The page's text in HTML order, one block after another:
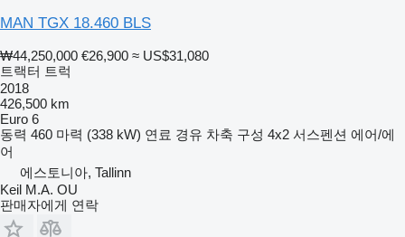
MAN TGX 18.460 BLS
₩44,250,000 €26,900 ≈ US$31,080
트랙터 트럭
2018
426,500 km
Euro 6
동력 460 마력 (338 kW) 연료 경유 차축 구성 4x2 서스펜션 에어/에
어
에스토니아, Tallinn
Keil M.A. OU
판매자에게 연락